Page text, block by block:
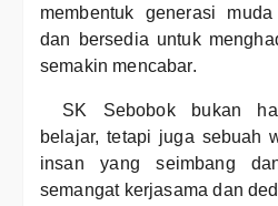
membentuk generasi
dan bersedia untuk
semakin mencabar.
SK Sebobok bukan
belajar, tetapi juga sebuah
insan yang seimbang
semangat kerjasama dan